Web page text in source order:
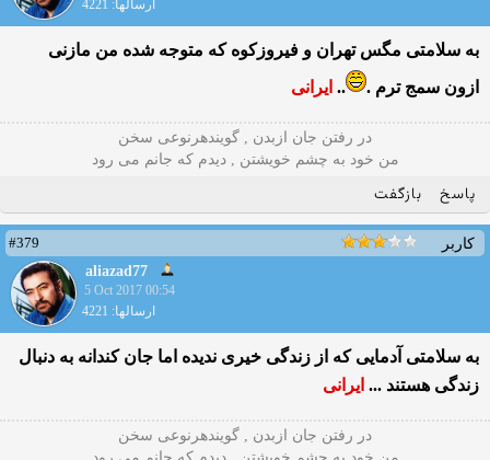
ارسالها: 4221
به سلامتی مگس تهران و فیروزکوه که متوجه شده من مازنی
ازون سمج ترم .
.. ایرانی
در رفتن جان ازبدن , گویندهرنوعی سخن
من خود به چشم خویشتن , دیدم که جانم می رود
پاسخ بازگفت
کاربر
#379
aliazad77
5 Oct 2017 00:54
ارسالها: 4221
به سلامتی آدمایی که از زندگی خیری ندیده اما جان کندانه به دنبال
زندگی هستند ... ایرانی
در رفتن جان ازبدن , گویندهرنوعی سخن